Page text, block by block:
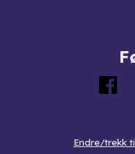
Endre/trekk